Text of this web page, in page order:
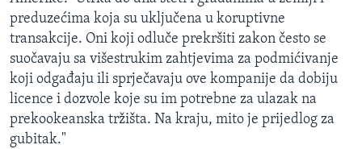
preduzećima koja su uključena u koruptivne
transakcije. Oni koji odluče prekršiti zakon često se
suočavaju sa višestrukim zahtjevima za podmićivanje
koji odgađaju ili sprječavaju ove kompanije da dobiju
licence i dozvole koje su im potrebne za ulazak na
prekookeanska tržišta. Na kraju, mito je prijedlog za
gubitak."